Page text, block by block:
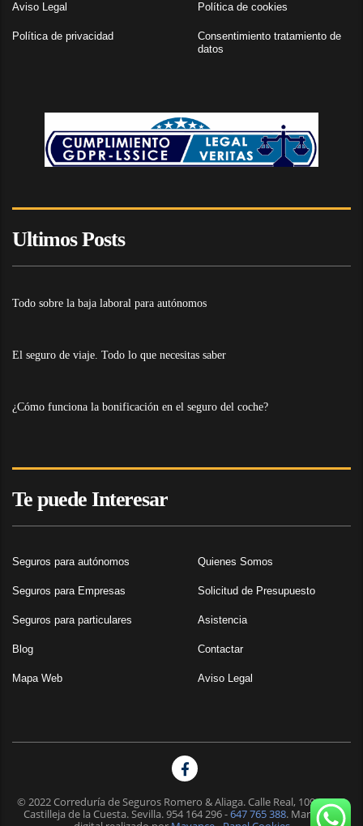
Aviso Legal Política de cookies
Política de privacidad
Consentimiento tratamiento de
datos
Ultimos Posts
Todo sobre la baja laboral para autónomos
El seguro de viaje. Todo lo que necesitas saber
¿Cómo funciona la bonificación en el seguro del coche?
Te puede Interesar
Seguros para autónomos Quienes Somos
Seguros para Empresas Solicitud de Presupuesto
Seguros para particulares Asistencia
Blog Contactar
Mapa Web Aviso Legal
© 2022 Correduría de Seguros Romero & Aliaga. Calle Real, 109 41950
Castilleja de la Cuesta. Sevilla.954 164 296-647 765 388. Marketing